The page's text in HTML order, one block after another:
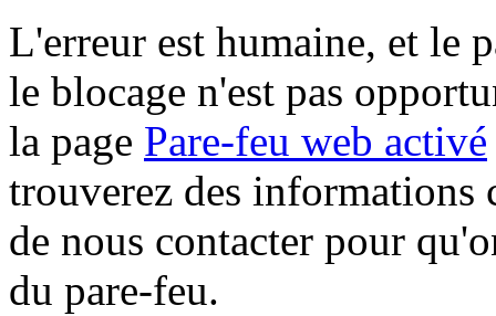
L'erreur est humaine, et le
le blocage n'est pas
la page Pare-feu web activé
trouverez des informations
de nous contacter pour
du pare-feu.